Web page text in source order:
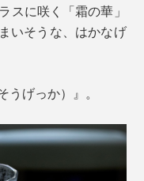
スに咲く「霜の華」
いそうな、はかなげ
げっか）』。